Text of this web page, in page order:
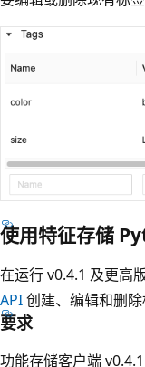
使用特征存储
在运行 v0.4.1 及更高
API创建、编辑和删除
要求
功能存储客户端